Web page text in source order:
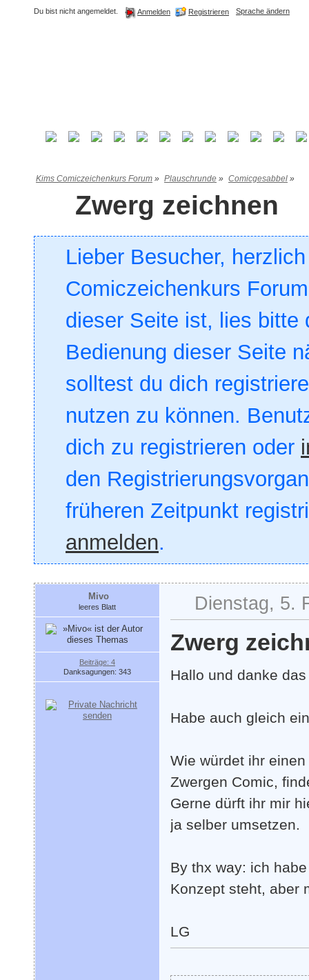
Du bist nicht angemeldet. Anmelden Registrieren Sprache ändern
Kims Comiczeichenkurs Forum » Plauschrunde » Comicgesabbel »
Zwerg zeichnen
Lieber Besucher,
Comiczeichenkurs
dieser Seite ist, lies bitte
Bedienung dieser Seite
solltest du dich
nutzen zu können.
dich zu registrieren oder
den
früheren Zeitpunkt
anmelden.
Mivo
leeres Blatt
Beiträge: 4
Danksagungen: 343
Dienstag, 5.
Zwerg
Hallo und danke
Habe auch gleich
Wie würdet ihr
Zwergen Comic,
Gerne dürft ihr mir
ja selber umsetzen.
By thx way: ich
Konzept steht, aber
LG